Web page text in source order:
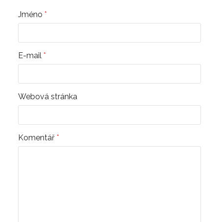
Jméno*
E-mail*
Webová stránka
Komentář*